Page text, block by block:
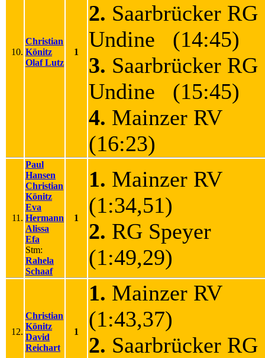
10.
Christian
Könitz
Olaf Lutz
1
2. Saarbrücker RG
Undine (14:45)
3. Saarbrücker RG
Undine (15:45)
4. Mainzer RV
(16:23)
11.
Paul
Hansen
Christian
Könitz
Eva
Hermann
Alissa
Efa
Stm:
Rahela
Schaaf
1
1. Mainzer RV
(1:34,51)
2. RG Speyer
(1:49,29)
12.
Christian
Könitz
David
Reichart
1
1. Mainzer RV
(1:43,37)
2. Saarbrücker RG